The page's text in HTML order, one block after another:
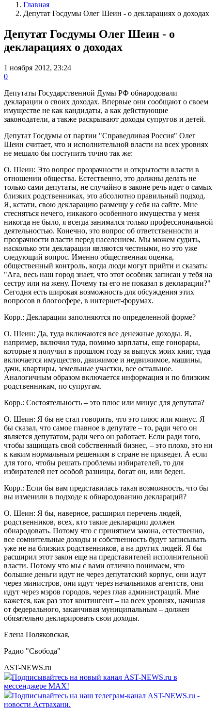
Главная
Депутат Госдумы Олег Шеин - о декларациях о доходах
Депутат Госдумы Олег Шеин - о
декларациях о доходах
1 ноября 2012, 23:24
0
Депутаты Государственной Думы РФ обнародовали
декларации о своих доходах. Впервые они сообщают о своем
имуществе не как кандидаты, а как действующие
законодатели, а также раскрывают доходы супругов и детей.
Депутат Госдумы от партии "Справедливая Россия" Олег
Шеин считает, что и исполнительной власти на всех уровнях
не мешало бы поступить точно так же:
О. Шеин: Это вопрос прозрачности и открытости власти в
отношении общества. Естественно, это должны делать не
только сами депутаты, не случайно в законе речь идет о самых
близких родственниках, это абсолютно правильный подход.
Я, кстати, свою декларацию размещу у себя на сайте. Мне
стесняться нечего, никакого особенного имущества у меня
никогда не было, я всегда занимался только профессиональной
деятельностью. Конечно, это вопрос об ответственности и
прозрачности власти перед населением. Мы можем судить,
насколько эти декларации являются честными, но это уже
следующий вопрос. Именно общественная оценка,
общественный контроль, когда люди могут прийти и сказать:
"Ага, весь наш город знает, что этот особняк записан у тебя на
сестру или на жену. Почему ты его не показал в декларации?"
Сегодня есть широкая возможность для обсуждения этих
вопросов в блогосфере, в интернет-форумах.
Корр.: Декларации заполняются по определенной форме?
О. Шеин: Да, туда включаются все денежные доходы. Я,
например, включил туда, помимо зарплаты, еще гонорары,
которые я получил в прошлом году за выпуск моих книг, туда
включается имущество, движимое и недвижимое, машины,
дачи, квартиры, земельные участки, все остальное.
Аналогичным образом включается информация и по близким
родственникам, по супругам.
Корр.: Состоятельность – это плюс или минус для депутата?
О. Шеин: Я бы не стал говорить, что это плюс или минус. Я
бы сказал, что самое главное в депутате – то, ради чего он
является депутатом, ради чего он работает. Если ради того,
чтобы защищать свой собственный бизнес, – это плохо, это ни
к каким нормальным решениям в стране не приведет. А если
для того, чтобы решать проблемы избирателей, то для
избирателей нет особой разницы, богат он, или беден.
Корр.: Если бы вам представилась такая возможность, что бы
вы изменили в подходе к обнародованию деклараций?
О. Шеин: Я бы, наверное, расширил перечень людей,
родственников, всех, кто такие декларации должен
обнародовать. Потому что с принятием закона, естественно,
все сомнительные доходы и собственность будут записывать
уже не на близких родственников, а на других людей. Я бы
расширил этот закон еще на представителей исполнительной
власти. Потому что мы с вами отлично понимаем, что
большие деньги идут не через депутатский корпус, они идут
через министров, они идут через начальников агентств, они
идут через мэров городов, через глав администраций. Мне
кажется, как раз этот контингент – на всех уровнях, начиная
от федерального, заканчивая муниципальным – должен
обязательно декларировать свои доходы.
Елена Поляковская,
Радио "Свобода"
AST-NEWS.ru
Подписывайтесь на новый канал AST-NEWS.ru в
мессенджере MAX!
Подписывайтесь на наш телеграм-канал AST-NEWS.ru -
новости Астрахани.